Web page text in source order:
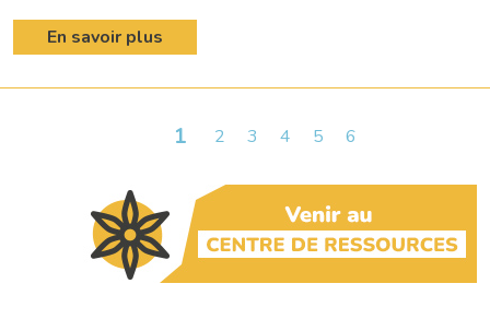
En savoir plus
1 2 3 4 5 6